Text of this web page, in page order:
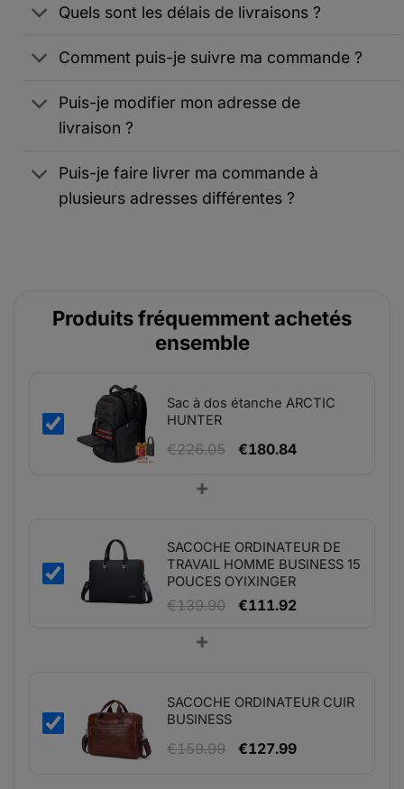
Quels sont les délais de livraisons ?
Comment puis-je suivre ma commande ?
Puis-je modifier mon adresse de
livraison ?
Puis-je faire livrer ma commande à
plusieurs adresses différentes ?
Produits fréquemment achetés
ensemble
Sac à dos étanche ARCTIC
HUNTER
€226.05
Le
€226.05.
€180.84Le
€180.84.
+
SACOCHE ORDINATEUR DE
TRAVAIL HOMME BUSINESS 15
POUCES OYIXINGER
€139.90
Le
€139.90.
€111.92
€111.92.
+
SACOCHE ORDINATEUR CUIR
BUSINESS
€159.99
Le
€127.99Le